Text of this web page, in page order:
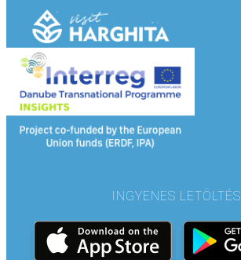
INGYENES LETÖLTÉS